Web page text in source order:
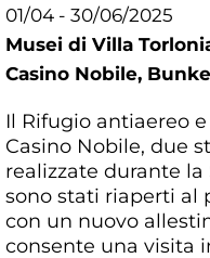
01/04 - 30/06/2025
Musei di Villa
Casino Nobile,
Il Rifugio antiaereo
Casino Nobile, due
realizzate durante
sono stati riaperti al
con un nuovo
consente una visita